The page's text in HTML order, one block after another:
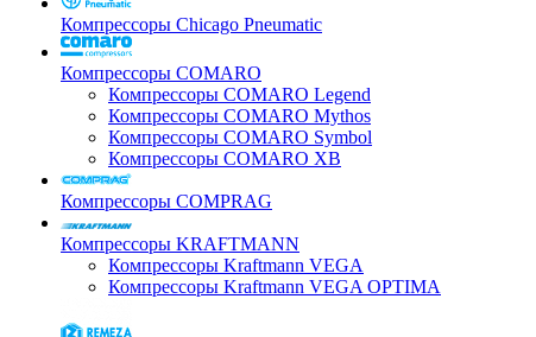
Компрессоры Chicago Pneumatic
Компрессоры COMARO
Компрессоры COMARO Legend
Компрессоры COMARO Mythos
Компрессоры COMARO Symbol
Компрессоры COMARO XB
Компрессоры COMPRAG
Компрессоры KRAFTMANN
Компрессоры Kraftmann VEGA
Компрессоры Kraftmann VEGA OPTIMA